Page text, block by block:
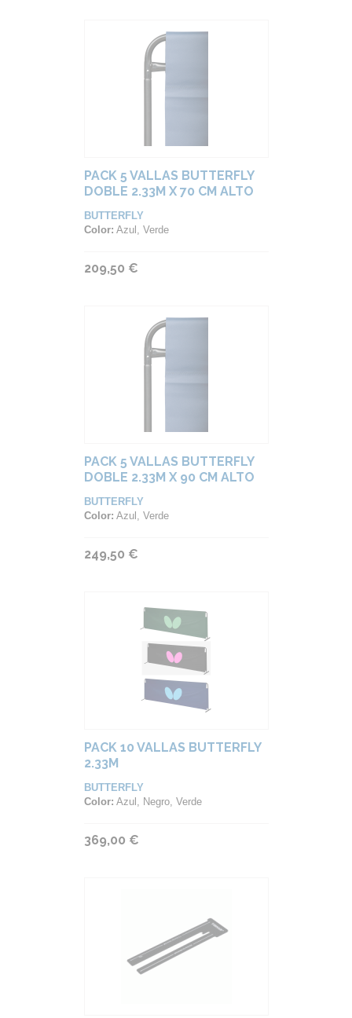
PACK 5 VALLAS BUTTERFLY
DOBLE 2.33M X 70 CM ALTO
BUTTERFLY
Color: Azul, Verde
209,50 €
PACK 5 VALLAS BUTTERFLY
DOBLE 2.33M X 90 CM ALTO
BUTTERFLY
Color: Azul, Verde
249,50 €
PACK 10 VALLAS BUTTERFLY
2.33M
BUTTERFLY
Color: Azul, Negro, Verde
369,00 €